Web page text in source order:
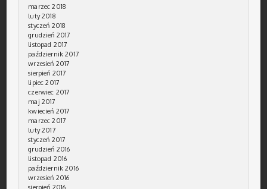
marzec 2018
luty 2018
styczeń 2018
grudzień 2017
listopad 2017
październik 2017
wrzesień 2017
sierpień 2017
lipiec 2017
czerwiec 2017
maj 2017
kwiecień 2017
marzec 2017
luty 2017
styczeń 2017
grudzień 2016
listopad 2016
październik 2016
wrzesień 2016
sierpień 2016